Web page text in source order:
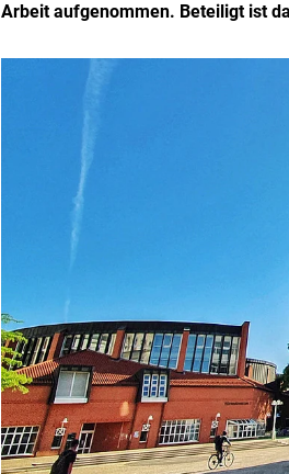
Arbeit aufgenommen. Beteiligt ist